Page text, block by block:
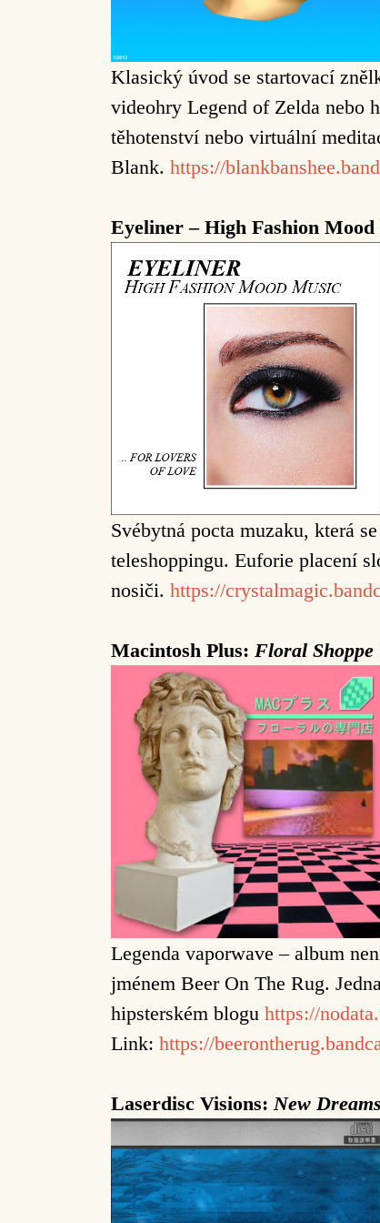
Klasický úvod se startovací
videohry Legend of Zelda nebo
těhotenství nebo virtuální
Blank. https://
Eyeliner – High Fashion
Svébytná pocta muzaku, která
teleshoppingu. Euforie placení
nosiči. https://
Macintosh Plus: Floral Shoppe
Legenda vaporwave – album
jménem Beer On The Rug.
hipsterském blogu https://
Link: https://
Laserdisc Visions:New